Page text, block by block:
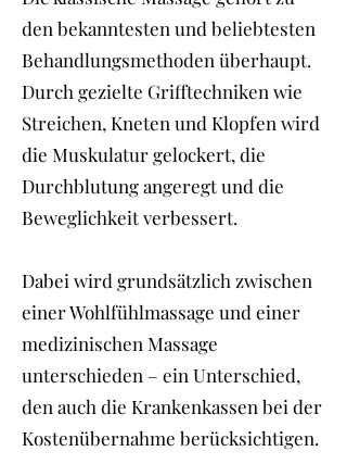
den bekanntesten und beliebtesten
Behandlungsmethoden überhaupt.
Durch gezielte Grifftechniken wie
Streichen, Kneten und Klopfen wird
die Muskulatur gelockert, die
Durchblutung angeregt und die
Beweglichkeit verbessert.
Dabei wird grundsätzlich zwischen
einer Wohlfühlmassage und einer
medizinischen Massage
unterschieden – ein Unterschied,
den auch die Krankenkassen bei der
Kostenübernahme berücksichtigen.